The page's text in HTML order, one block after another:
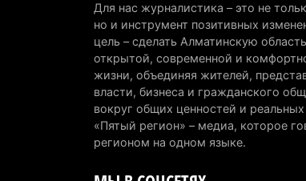
Для нас журналистика – это не
но и инструмент позитивных
цель – сделать Алматинскую
открытой, современной и
жизни, объединяя жителей,
власти, бизнеса и гражданского
вокруг общих ценностей и реальных
«Пятый регион» – медиа, которое
регионом на одном языке.